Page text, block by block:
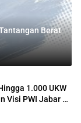
Berat
1.000 UKW
Visi PWI Jabar di